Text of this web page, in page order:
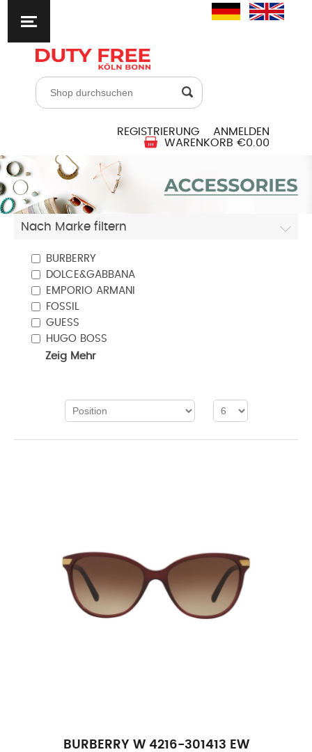
REGISTRIERUNG
ANMELDEN
WARENKORB €0.00
Nach Marke filtern
BURBERRY
DOLCE&GABBANA
EMPORIO ARMANI
FOSSIL
GUESS
HUGO BOSS
Zeig Mehr
BURBERRY W 4216-301413 EW